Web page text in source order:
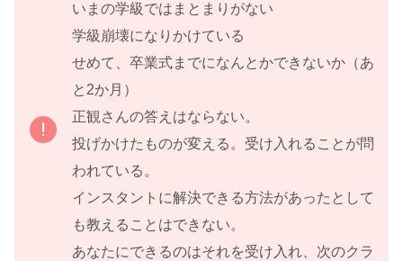
いまの学級ではまとまりがない
学級崩壊になりかけている
せめて、卒業式までになんとかできないか（あ
と2か月）
正観さんの答えはならない。
投げかけたものが変える。受け入れることが問
われている。
インスタントに解決できる方法があったとして
も教えることはできない。
あなたにできるのはそれを受け入れ、次のクラ